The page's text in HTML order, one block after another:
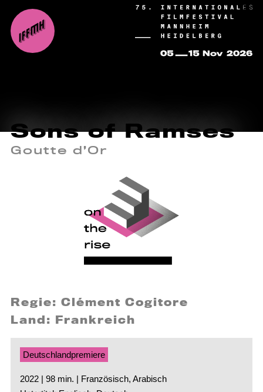
Sons of Ramses
Goutte d’Or
Regie: Clément Cogitore
Land: Frankreich
Deutschlandpremiere
2022 | 98 min. | Französisch, Arabisch